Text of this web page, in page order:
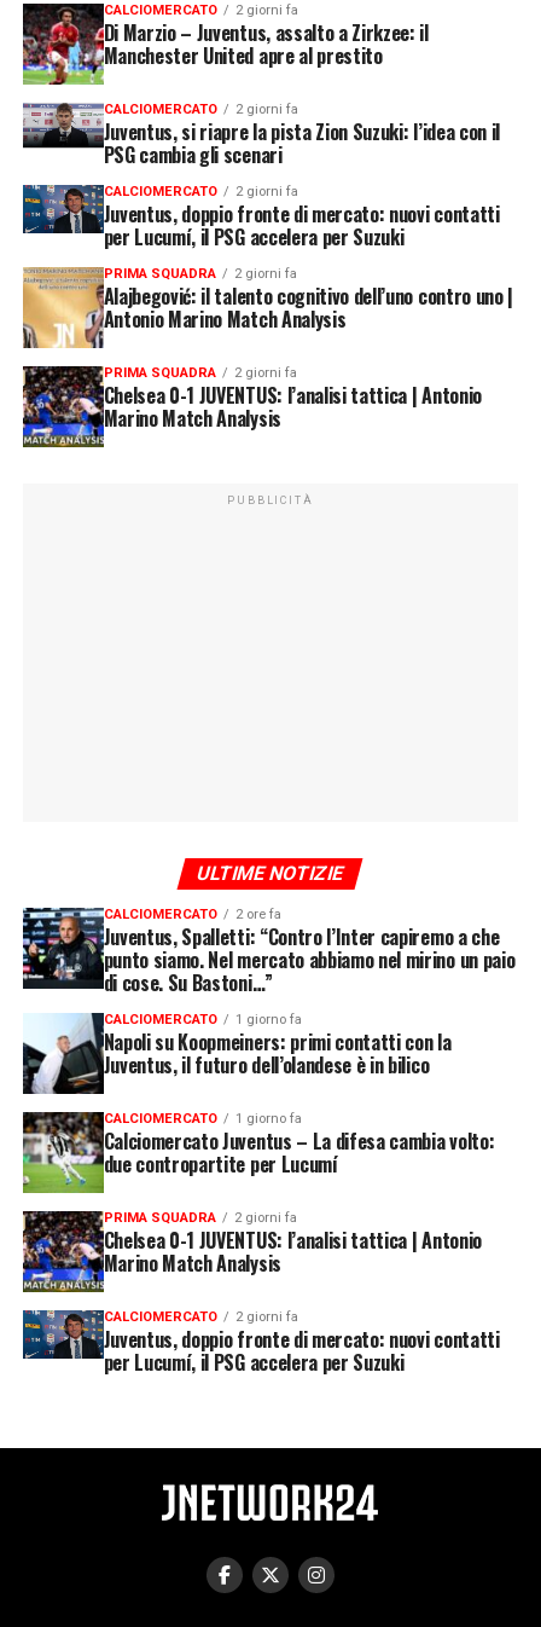
CALCIOMERCATO 2 giorni fa
Di Marzio – Juventus, assalto a Zirkzee: il
Manchester United apre al prestito
CALCIOMERCATO 2 giorni fa
Juventus, si riapre la pista Zion Suzuki: l’idea con il
PSG cambia gli scenari
CALCIOMERCATO 2 giorni fa
Juventus, doppio fronte di mercato: nuovi contatti
per Lucumí, il PSG accelera per Suzuki
PRIMA SQUADRA 2 giorni fa
Alajbegović: il talento cognitivo dell’uno contro uno |
Antonio Marino Match Analysis
PRIMA SQUADRA 2 giorni fa
Chelsea 0-1 JUVENTUS: l’analisi tattica | Antonio
Marino Match Analysis
PUBBLICITÀ
ULTIME NOTIZIE
CALCIOMERCATO 2 ore fa
Juventus, Spalletti: “Contro l’Inter capiremo a che
punto siamo. Nel mercato abbiamo nel mirino un paio
di cose. Su Bastoni…”
CALCIOMERCATO 1 giorno fa
Napoli su Koopmeiners: primi contatti con la
Juventus, il futuro dell’olandese è in bilico
CALCIOMERCATO 1 giorno fa
Calciomercato Juventus – La difesa cambia volto:
due contropartite per Lucumí
PRIMA SQUADRA 2 giorni fa
Chelsea 0-1 JUVENTUS: l’analisi tattica | Antonio
Marino Match Analysis
CALCIOMERCATO 2 giorni fa
Juventus, doppio fronte di mercato: nuovi contatti
per Lucumí, il PSG accelera per Suzuki